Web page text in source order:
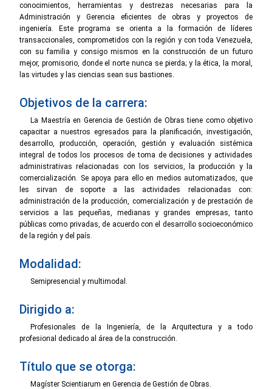
conocimientos, herramientas y destrezas necesarias para la
Administración y Gerencia eficientes de obras y proyectos de
ingeniería. Este programa se orienta a la formación de líderes
transaccionales, comprometidos con la región y con toda Venezuela,
con su familia y consigo mismos en la construcción de un futuro
mejor, promisorio, donde el norte nunca se pierda; y la ética, la moral,
las virtudes y las ciencias sean sus bastiones.
Objetivos de la carrera:
La Maestría en Gerencia de Gestión de Obras tiene como objetivo
capacitar a nuestros egresados para la planificación, investigación,
desarrollo, producción, operación, gestión y evaluación sistémica
integral de todos los procesos de toma de decisiones y actividades
administrativas relacionadas con los servicios, la producción y la
comercialización. Se apoya para ello en medios automatizados, que
les sirvan de soporte a las actividades relacionadas con:
administración de la producción, comercialización y de prestación de
servicios a las pequeñas, medianas y grandes empresas, tanto
públicas como privadas, de acuerdo con el desarrollo socioeconómico
de la región y del país.
Modalidad:
Semipresencial y multimodal.
Dirigido a:
Profesionales de la Ingeniería, de la Arquitectura y a todo
profesional dedicado al área de la construcción.
Título que se otorga:
Magíster Scientiarum en Gerencia de Gestión de Obras.